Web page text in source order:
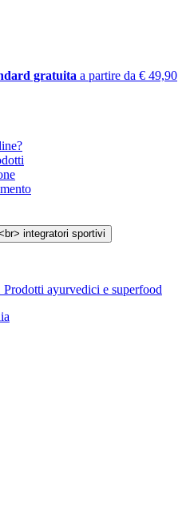
gratuita a partire da € 49,90
Prodotti ayurvedici e superfood